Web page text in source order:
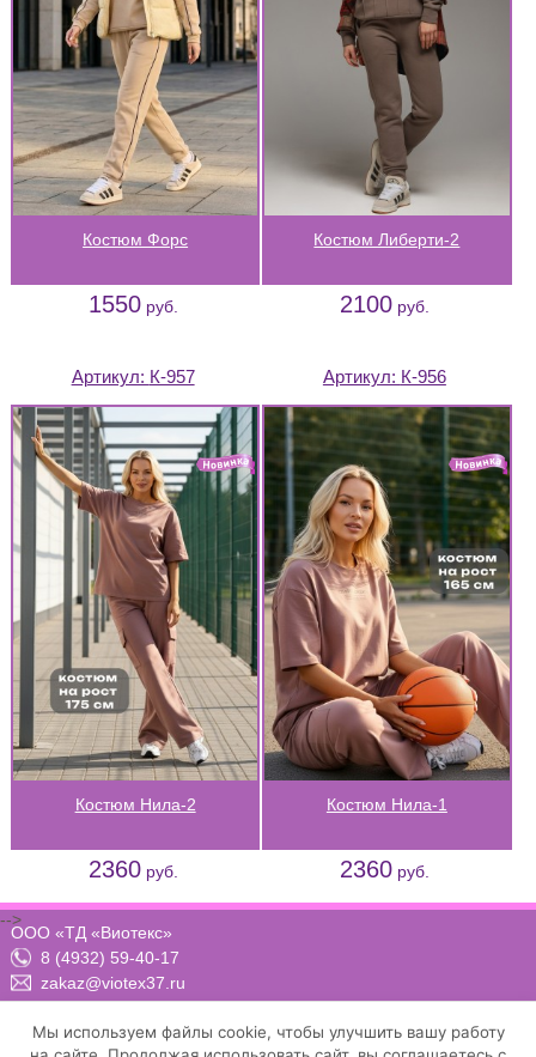
Костюм Форс
1550руб.
Костюм Либерти-2
2100руб.
Артикул: К-957
Костюм Нила-2
2360руб.
Артикул: К-956
Костюм Нила-1
2360руб.
ООО «ТД «Виотекс»
8 (4932) 59-40-17
zakaz@viotex37.ru
-->
Мы используем файлы cookie, чтобы улучшить вашу работу